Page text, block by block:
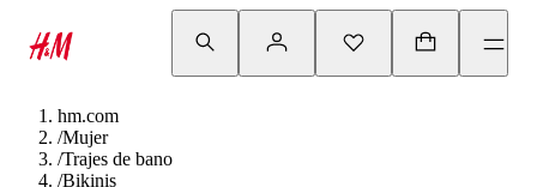
hm.com
/Mujer
/Trajes de bano
/Bikinis